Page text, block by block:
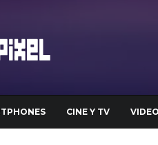
CINE Y TV